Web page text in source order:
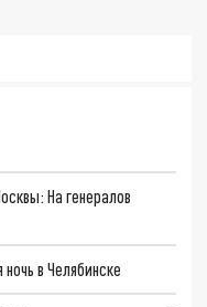
На генералов
в Челябинске